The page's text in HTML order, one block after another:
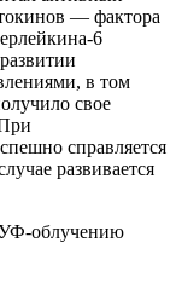
— фактора
6
в том
свое
справляется
развивается
УФ-облучению